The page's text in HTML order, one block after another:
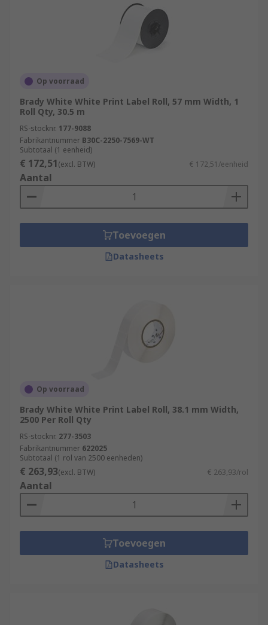
Op voorraad
Brady White White Print Label Roll, 57 mm Width, 1
Roll Qty, 30.5 m
RS-stocknr. 177-9088
Fabrikantnummer B30C-2250-7569-WT
Subtotaal (1 eenheid)
€ 172,51(excl. BTW) € 172,51/eenheid
Aantal
Toevoegen
Datasheets
Op voorraad
Brady White White Print Label Roll, 38.1 mm Width,
2500 Per Roll Qty
RS-stocknr. 277-3503
Fabrikantnummer 622025
Subtotaal (1 rol van 2500 eenheden)
€ 263,93(excl. BTW) € 263,93/rol
Aantal
Toevoegen
Datasheets